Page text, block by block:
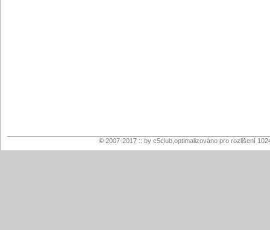
© 2007-2017 :: by c5club,optimalizováno pro rozlišení